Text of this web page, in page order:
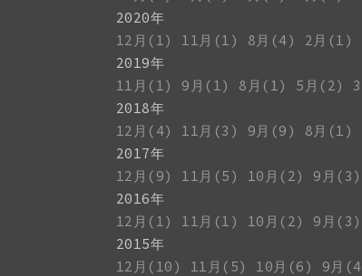
2020年
12月(1)
11月(1) 8月(4) 2月(1)
2019年
11月(1)
9月(1) 8月(1) 5月(2)
2018年
12月(4)
11月(3) 9月(9) 8月(1)
2017年
12月(9)
11月(5) 10月(2) 9月(3)
2016年
12月(1)
11月(1) 10月(2) 9月(3)
2015年
12月(10)
11月(5) 10月(6) 9月